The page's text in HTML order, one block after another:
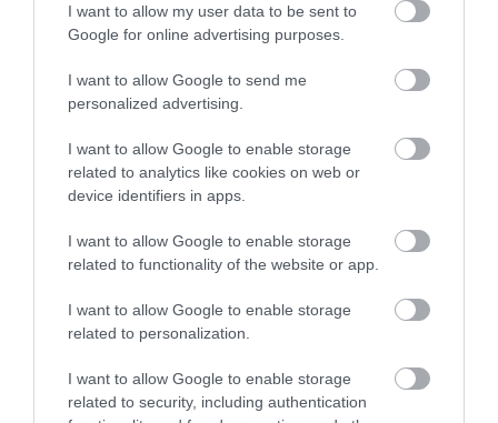
I want to allow my user data to be sent to
Google for online advertising purposes.
I want to allow Google to send me
personalized advertising.
I want to allow Google to enable storage
related to analytics like cookies on web or
device identifiers in apps.
I want to allow Google to enable storage
related to functionality of the website or app.
I want to allow Google to enable storage
related to personalization.
I want to allow Google to enable storage
related to security, including authentication
Φωτιά στη Σκύρο: Πηγαίνουν
ενισχύσεις στο Νησί – Τώρα
πυροσβεστικά στο λιμάνι της
Κύμης
06.08.2026 | 17:40
Έρχεται το νέο υπερσύγχρονο
αθλητικό κέντρο στην Εύβοια –
Υπογράφτηκε η σύμβαση
Προφυλακίστηκε ο 44χρονος για
06.08.2026 | 17:00
Καμία μόνιμη πρόσληψη
δασκάλων στην Εύβοια – Το θέμα
πάει στην βουλή
στην Εύβοια: Τούμπαρε
αυτοκίνητο
Συνεχίζει να καίει στο
Νησί, συγκλονιστική
Ξεκινάει τεράστιο
στην Εύβοια – Δείτε
αυτοκινητόδρομος της
Ευρώπης
κατασκευάζεται στην